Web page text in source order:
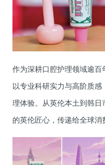
作为深耕口腔护理领域逾
以专业科研实力与高阶质
理体验。从英伦本土到韩
的英伦匠心，传递给全球消